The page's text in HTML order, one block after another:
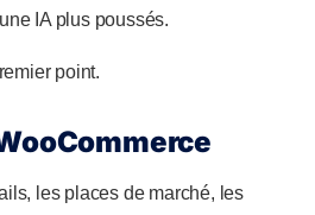
IA plus poussés.
point.
les places de marché, les